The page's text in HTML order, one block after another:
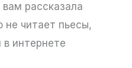
рассказала
не читает пьесы,
интернете